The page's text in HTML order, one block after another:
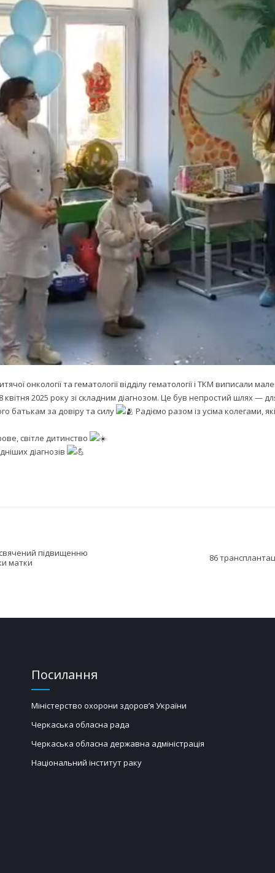
онкології та гематології відділу гематології і ТКМ виписали
2025 року зі складним діагнозом. Це був непростий шлях —
батькам за довіру та силу
Радіємо разом із усіма колегами,
світле дитинство
діагнозів
підвищенню
матки
86
Посилання
Міністерство охорони здоров’я України
Черкаська обласна рада
Черкаська обласна державна адміністрація
Національний інститут раку